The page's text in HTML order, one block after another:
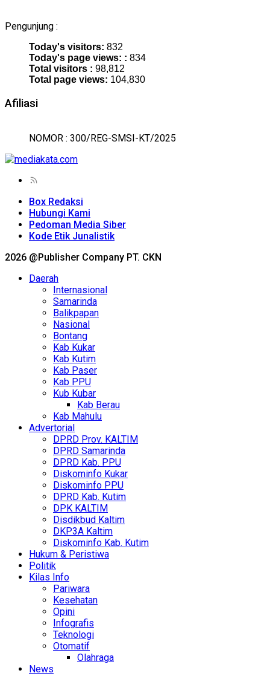
Pengunjung :
Today's visitors: 832
Today's page views: : 834
Total visitors : 98,812
Total page views: 104,830
Afiliasi
NOMOR : 300/REG-SMSI-KT/2025
Box Redaksi
Hubungi Kami
Pedoman Media Siber
Kode Etik Junalistik
2026 @Publisher Company PT. CKN
Daerah
Internasional
Samarinda
Balikpapan
Nasional
Bontang
Kab Kukar
Kab Kutim
Kab Paser
Kab PPU
Kub Kubar
Kab Berau
Kab Mahulu
Advertorial
DPRD Prov. KALTIM
DPRD Samarinda
DPRD Kab. PPU
Diskominfo Kukar
Diskominfo PPU
DPRD Kab. Kutim
DPK KALTIM
Disdikbud Kaltim
DKP3A Kaltim
Diskominfo Kab. Kutim
Hukum & Peristiwa
Politik
Kilas Info
Pariwara
Kesehatan
Opini
Infografis
Teknologi
Otomatif
Olahraga
News